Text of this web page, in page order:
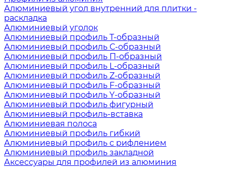
Алюминиевый угол внутренний для плитки -
раскладка
Алюминиевый уголок
Алюминиевый профиль Т-образный
Алюминиевый профиль С-образный
Алюминиевый профиль П-образный
Алюминиевый профиль L-образный
Алюминиевый профиль Z-образный
Алюминиевый профиль F-образный
Алюминиевый профиль Y-образный
Алюминиевый профиль фигурный
Алюминиевый профиль-вставка
Алюминиевая полоса
Алюминиевый профиль гибкий
Алюминиевый профиль с рифлением
Алюминиевый профиль закладной
Аксессуары для профилей из алюминия